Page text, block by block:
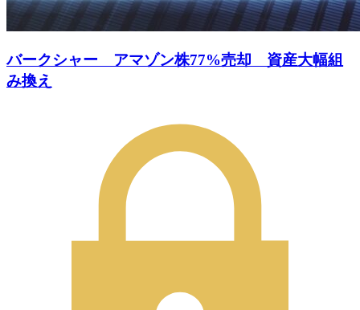
バークシャー アマゾン株77%売却 資産大幅組
み換え